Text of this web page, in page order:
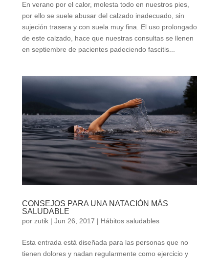
En verano por el calor, molesta todo en nuestros pies,
por ello se suele abusar del calzado inadecuado, sin
sujeción trasera y con suela muy fina. El uso prolongado
de este calzado, hace que nuestras consultas se llenen
en septiembre de pacientes padeciendo fascitis...
CONSEJOS PARA UNA NATACIÓN MÁS
SALUDABLE
por zutik| Jun 26, 2017 | Hábitos saludables
Esta entrada está diseñada para las personas que no
tienen dolores y nadan regularmente como ejercicio y